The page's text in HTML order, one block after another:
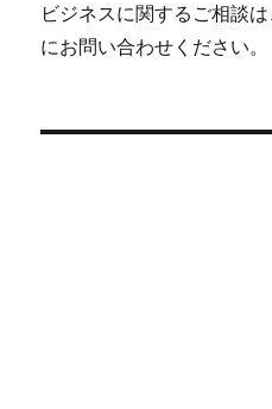
ビジネスに関するご相談
にお問い合わせください。